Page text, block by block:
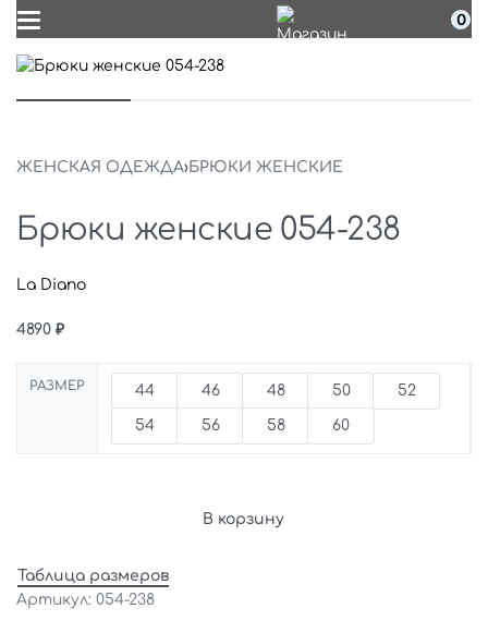
0
ЖЕНСКАЯ ОДЕЖДА›БРЮКИ ЖЕНСКИЕ
Брюки женские 054-238
La Diano
4890 ₽
РАЗМЕР 44 46 48 50 52
54 56 58 60
В корзину
Таблица размеров
054-238